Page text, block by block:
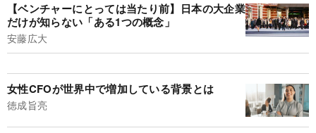
【ベンチャーにとっては当たり前】日本の大企業
だけが知らない「ある1つの概念」
安藤広大
女性CFOが世界中で増加している背景とは
徳成旨亮